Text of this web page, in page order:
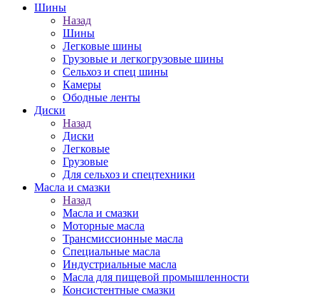
Шины
Назад
Шины
Легковые шины
Грузовые и легкогрузовые шины
Сельхоз и спец шины
Камеры
Ободные ленты
Диски
Назад
Диски
Легковые
Грузовые
Для сельхоз и спецтехники
Масла и смазки
Назад
Масла и смазки
Моторные масла
Трансмиссионные масла
Специальные масла
Индустриальные масла
Масла для пищевой промышленности
Консистентные смазки